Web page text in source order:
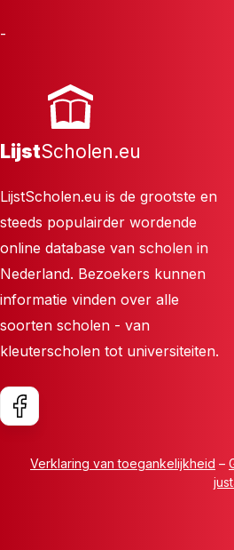
-
LijstScholen.eu
LijstScholen.eu is de grootste en
steeds populairder wordende
online database van scholen in
Nederland. Bezoekers kunnen
informatie vinden over alle
soorten scholen - van
kleuterscholen tot universiteiten.
Verklaring van toegankelijkheid –